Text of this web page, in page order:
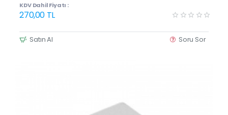
KDV Dahil Fiyatı :
270,00 TL
Satın Al Soru Sor